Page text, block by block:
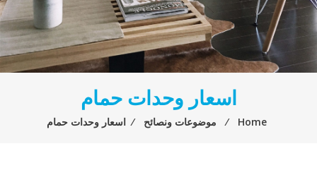
اسعار وحدات حمام
Home
⁄ موضوعات ونصائح ⁄ اسعار وحدات حمام